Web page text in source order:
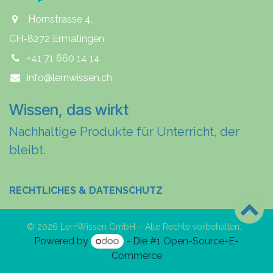
Hornstrasse 4,
CH-8272 Ermatingen
+41 71 660 14 14
info@lernwissen.ch
Wissen, das wirkt
Nachhaltige Produkte für Unterricht, der
bleibt.
RECHTLICHES & DATENSCHUTZ
© 2026 LernWissen GmbH – Alle Rechte vorbehalten.
Powered by - Die #1 Open-Source-E-
Commerce